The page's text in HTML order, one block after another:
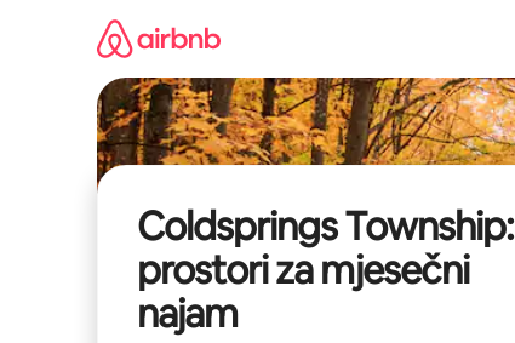
Coldsprings Township:
prostori za mjesečni
najam